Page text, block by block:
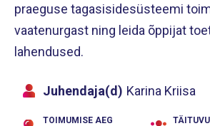
praeguse tagasisidesüsteemi
vaatenurgast ning leida õppijat
lahendused.
Juhendaja(d) Karina Kriisa
TOIMUMISE AEG